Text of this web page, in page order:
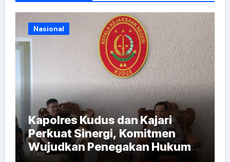
Nasional
Kapolres Kudus dan Kajari
Perkuat Sinergi, Komitmen
Wujudkan Penegakan Hukum